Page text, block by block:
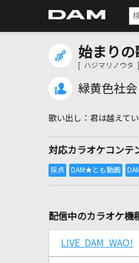
始まりの
[ ハジマリノウタ ]
緑黄色社会
君は越えて
対応カラオケコンテ
配信中のカラオケ機
LIVE DAM WAO!